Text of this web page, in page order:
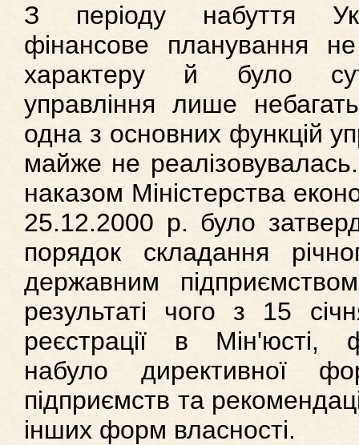
З періоду набуття
фінансове планування
характеру й було
управління лише
одна з основних функцій
майже не
наказом Міністерства
25.12.2000 р. було
порядок складання
державним
результаті чого з 15
реєстрації в Мін'юсті,
набуло директивної
підприємств та
інших форм власності.